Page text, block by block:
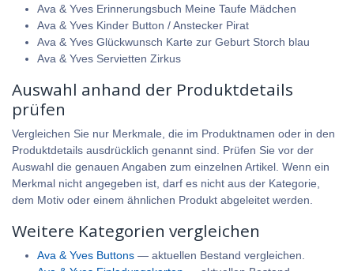
Ava & Yves Erinnerungsbuch Meine Taufe Mädchen
Ava & Yves Kinder Button / Anstecker Pirat
Ava & Yves Glückwunsch Karte zur Geburt Storch blau
Ava & Yves Servietten Zirkus
Auswahl anhand der Produktdetails
prüfen
Vergleichen Sie nur Merkmale, die im Produktnamen oder in den
Produktdetails ausdrücklich genannt sind. Prüfen Sie vor der
Auswahl die genauen Angaben zum einzelnen Artikel. Wenn ein
Merkmal nicht angegeben ist, darf es nicht aus der Kategorie,
dem Motiv oder einem ähnlichen Produkt abgeleitet werden.
Weitere Kategorien vergleichen
Ava & Yves Buttons — aktuellen Bestand vergleichen.